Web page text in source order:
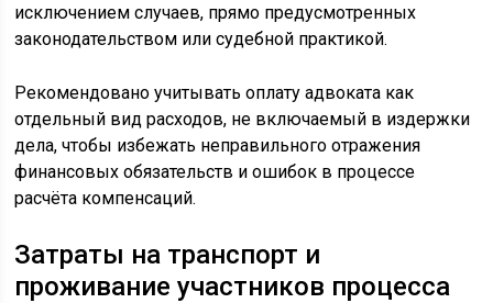
исключением случаев, прямо предусмотренных
законодательством или судебной практикой.
Рекомендовано учитывать оплату адвоката как
отдельный вид расходов, не включаемый в издержки
дела, чтобы избежать неправильного отражения
финансовых обязательств и ошибок в процессе
расчёта компенсаций.
Затраты на транспорт и
проживание участников процесса